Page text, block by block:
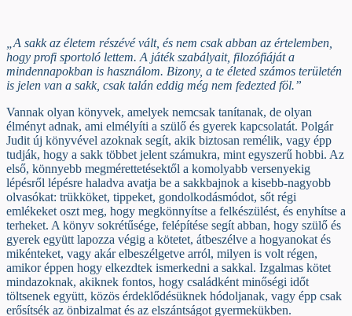
„A sakk az életem részévé vált, és nem csak abban az értelemben,
hogy profi sportoló lettem. A játék szabályait, filozófiáját a
mindennapokban is használom. Bizony, a te életed számos területén
is jelen van a sakk, csak talán eddig még nem fedezted föl.”
Vannak olyan könyvek, amelyek nemcsak tanítanak, de olyan
élményt adnak, ami elmélyíti a szülő és gyerek kapcsolatát. Polgár
Judit új könyvével azoknak segít, akik biztosan remélik, vagy épp
tudják, hogy a sakk többet jelent számukra, mint egyszerű hobbi. Az
első, könnyebb megmérettetésektől a komolyabb versenyekig
lépésről lépésre haladva avatja be a sakkbajnok a kisebb-nagyobb
olvasókat: trükköket, tippeket, gondolkodásmódot, sőt régi
emlékeket oszt meg, hogy megkönnyítse a felkészülést, és enyhítse a
terheket. A könyv sokrétűsége, felépítése segít abban, hogy szülő és
gyerek együtt lapozza végig a kötetet, átbeszélve a hogyanokat és
mikénteket, vagy akár elbeszélgetve arról, milyen is volt régen,
amikor éppen hogy elkezdtek ismerkedni a sakkal. Izgalmas kötet
mindazoknak, akiknek fontos, hogy családként minőségi időt
töltsenek együtt, közös érdeklődésüknek hódoljanak, vagy épp csak
erősítsék az önbizalmat és az elszántságot gyermekükben.